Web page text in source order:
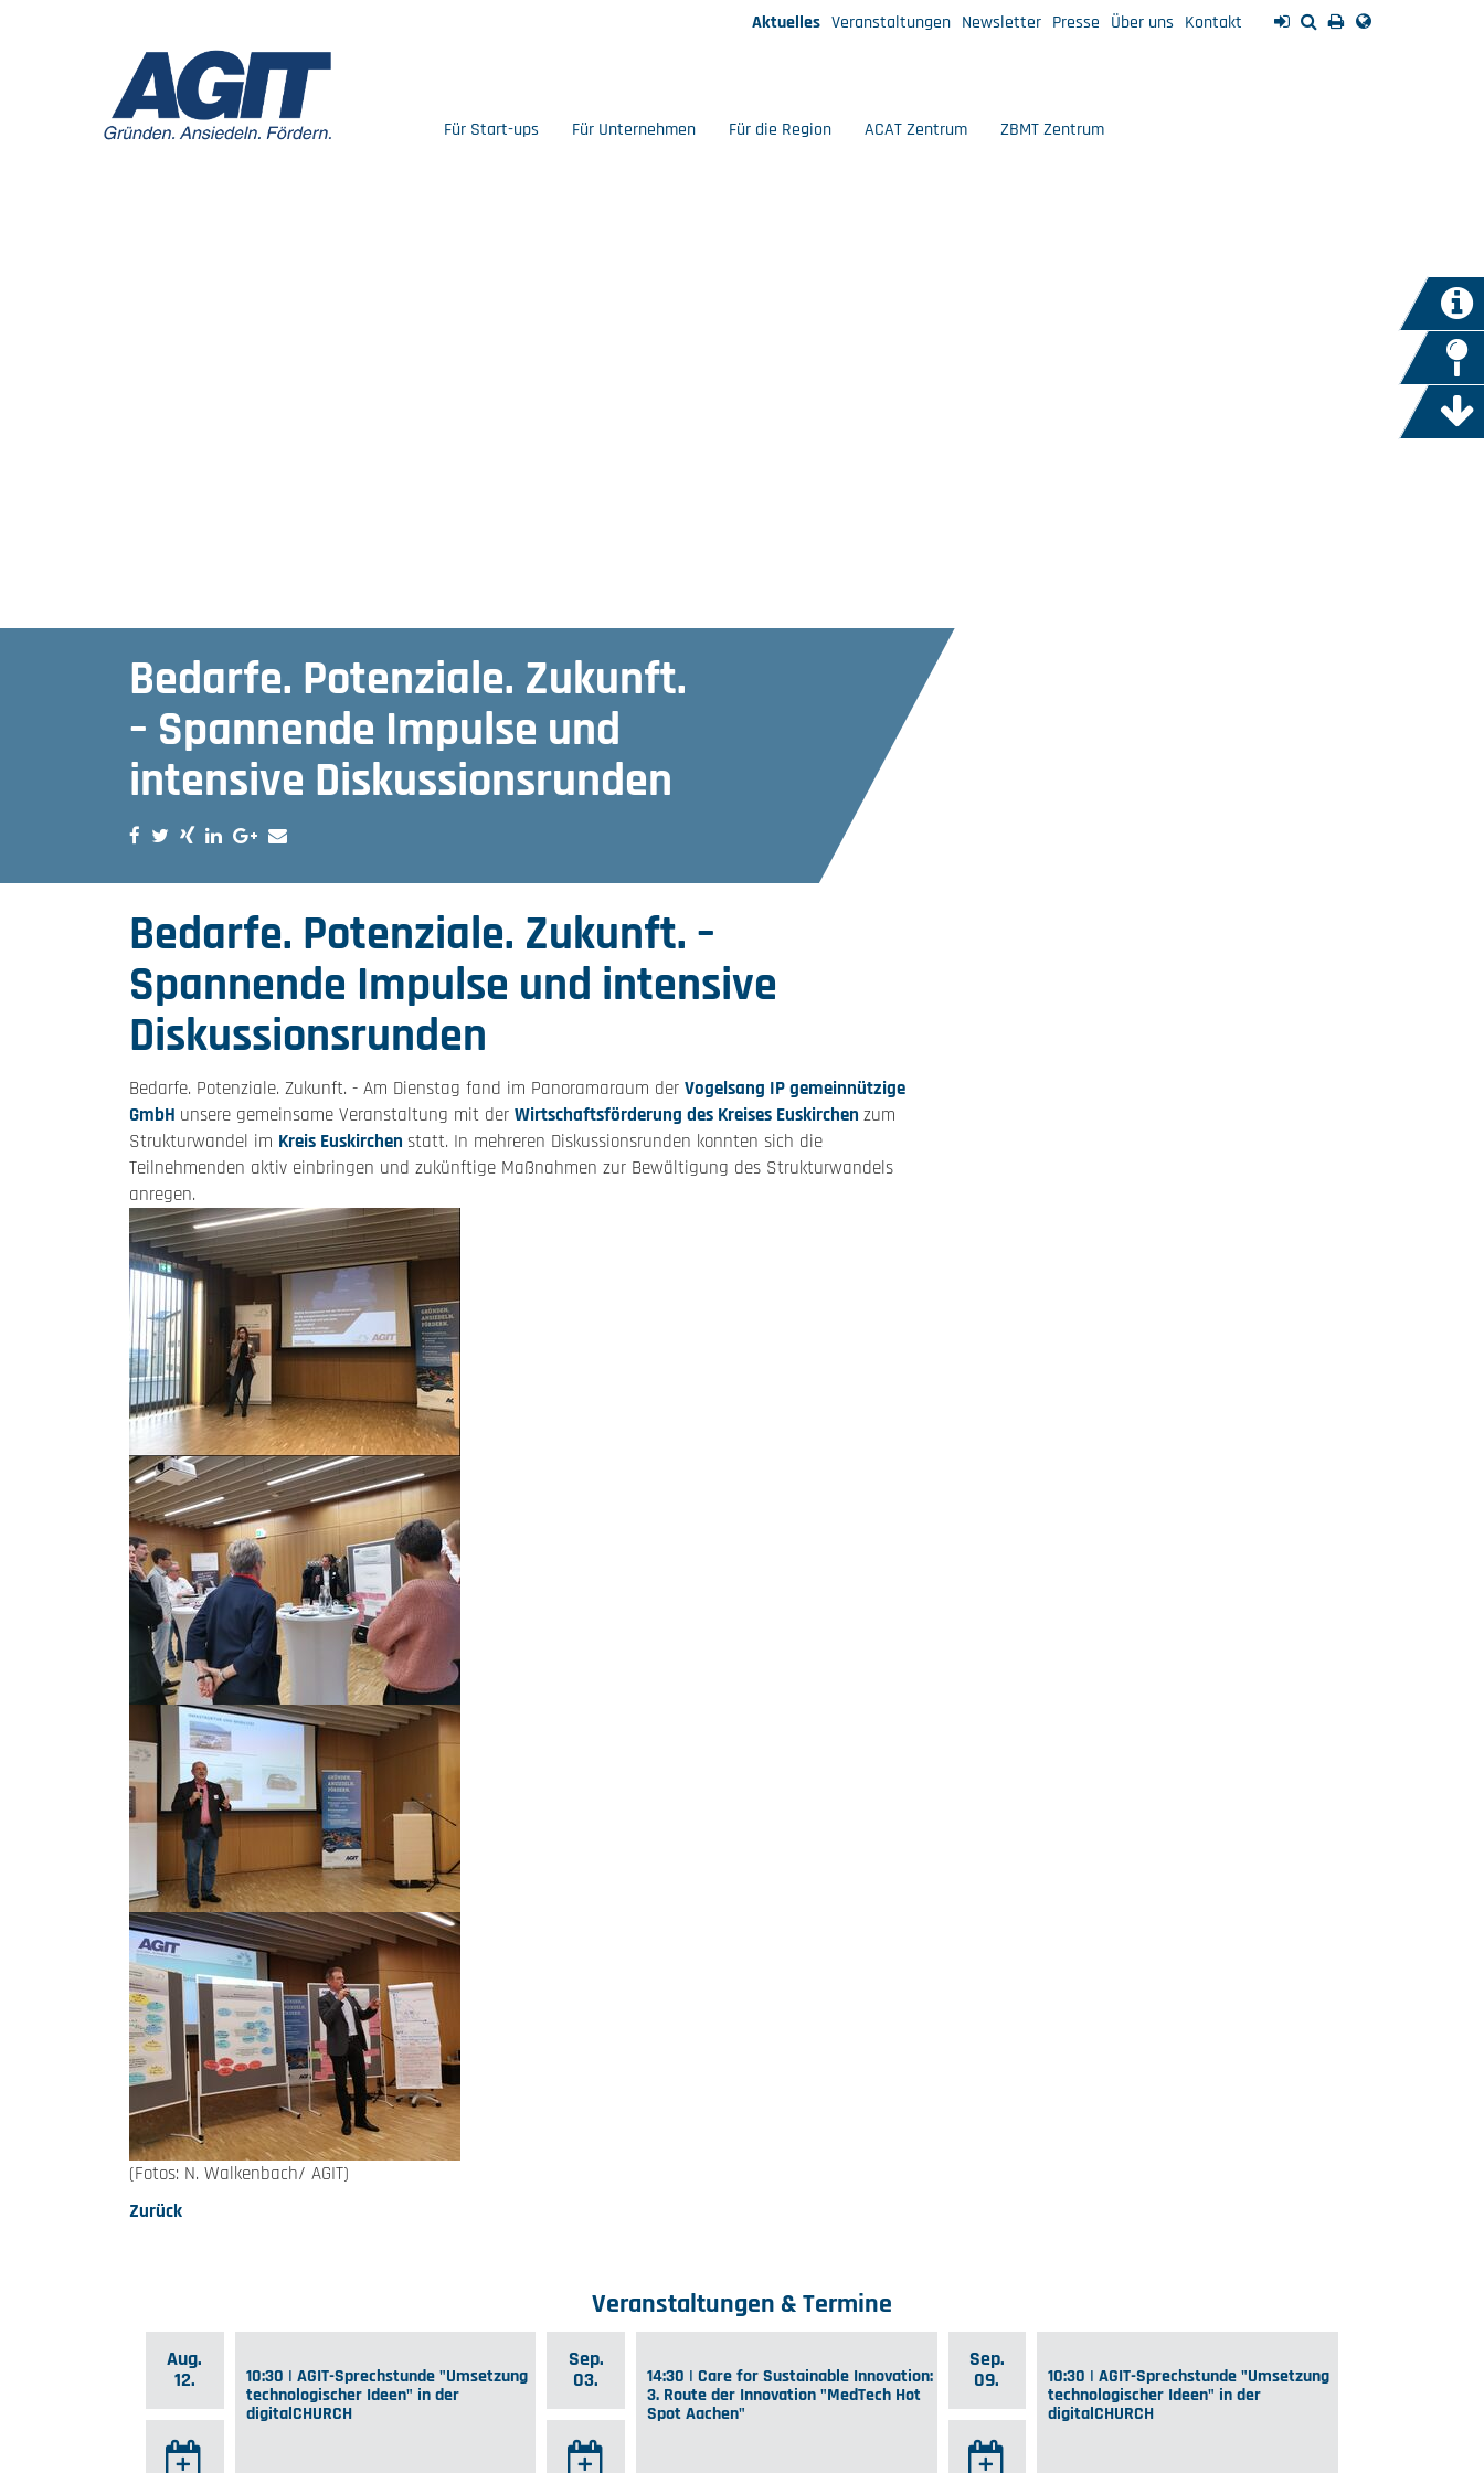
Aktuelles Veranstaltungen Newsletter Presse Über uns Kontakt
Für Start-ups Für Unternehmen Für die Region ACAT Zentrum ZBMT Zentrum
Bedarfe. Potenziale. Zukunft.
– Spannende Impulse und
intensive Diskussionsrunden
Bedarfe. Potenziale. Zukunft. –
Spannende Impulse und intensive
Diskussionsrunden
Bedarfe. Potenziale. Zukunft. - Am Dienstag fand im Panoramaraum der Vogelsang IP gemeinnützige
GmbH unsere gemeinsame Veranstaltung mit der Wirtschaftsförderung des Kreises Euskirchen zum
Strukturwandel im Kreis Euskirchen statt. In mehreren Diskussionsrunden konnten sich die
Teilnehmenden aktiv einbringen und zukünftige Maßnahmen zur Bewältigung des Strukturwandels
anregen.
(Fotos: N. Walkenbach/ AGIT)
Zurück
Veranstaltungen & Termine
Aug.
12.
10:30 | AGIT-Sprechstunde "Umsetzung
technologischer Ideen" in der
digitalCHURCH
Sep.
03.
14:30 | Care for Sustainable Innovation:
3. Route der Innovation "MedTech Hot
Spot Aachen"
Sep.
09.
10:30 | AGIT-Sprechstunde "Umsetzung
technologischer Ideen" in der
digitalCHURCH